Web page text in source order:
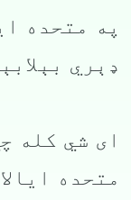
په متحده
ډېري
ای شي کله
متحده